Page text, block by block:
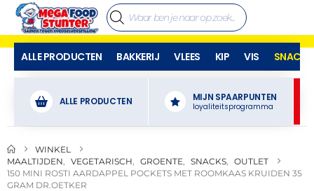
ALLE PRODUCTEN BAKKERIJ VLEES KIP VIS SNACKS
ALLE PRODUCTEN MIJN SPAARPUNTEN
loyaliteitsprogramma
WINKEL
MAALTIJDEN
VEGETARISCH GROENTE SNACKS
OUTLET
150 MINI ROSTI AARDAPPEL POCKETS MET ROOMKAAS KRUIDEN 35
GRAM DR.OETKER